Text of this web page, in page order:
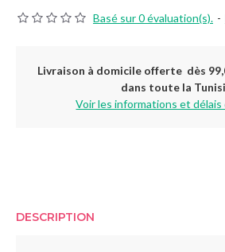
Basé sur 0 évaluation(s). -
Livraison à domicile offerte dès
dans toute la
Voir les informations et délais
DESCRIPTION